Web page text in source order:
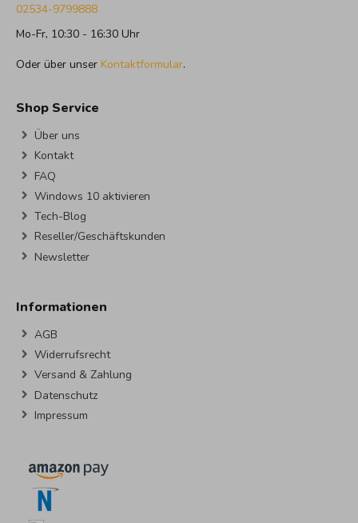
02534-9799888
Mo-Fr, 10:30 - 16:30 Uhr
Oder über unser Kontaktformular.
Shop Service
Über uns
Kontakt
FAQ
Windows 10 aktivieren
Tech-Blog
Reseller/Geschäftskunden
Newsletter
Informationen
AGB
Widerrufsrecht
Versand & Zahlung
Datenschutz
Impressum